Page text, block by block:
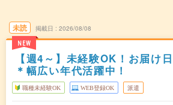
未読
NEW
掲載日 2026/08/08
【週4～】未経験OK！お届け
＊幅広い年代活躍中！
職種未経験OK WEB登録OK 派遣